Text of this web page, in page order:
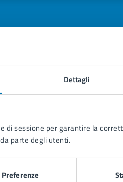
Dettagli
di sessione per garantire la
parte degli utenti.
Preferenze
città